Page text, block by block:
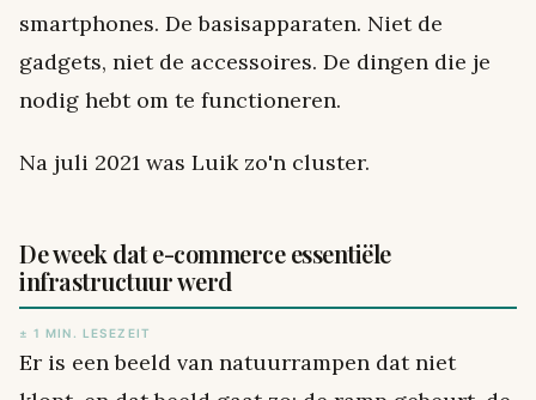
smartphones. De basisapparaten. Niet de
gadgets, niet de accessoires. De dingen die je
nodig hebt om te functioneren.
Na juli 2021 was Luik zo'n cluster.
De week dat e-commerce essentiële
infrastructuur werd
± 1 MIN. LESEZEIT
Er is een beeld van natuurrampen dat niet